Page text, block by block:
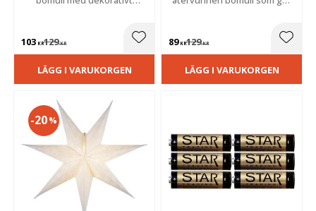
103 KR129KR Lägg till i favoriter
LÄGG I VARUKORGEN
89KR129KR
LÄGG I VARUKORGEN
20%